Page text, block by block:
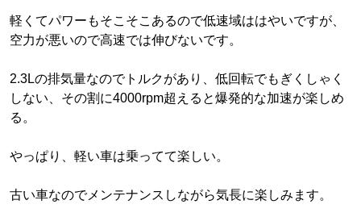
軽くてパワーもそこそこあるので低速域ははやいですが、
空力が悪いので高速では伸びないです。
2.3Lの排気量なのでトルクがあり、低回転でもぎくしゃく
しない、その割に4000rpm超えると爆発的な加速が楽しめ
る。
やっぱり、軽い車は乗ってて楽しい。
古い車なのでメンテナンスしながら気長に楽しみます。